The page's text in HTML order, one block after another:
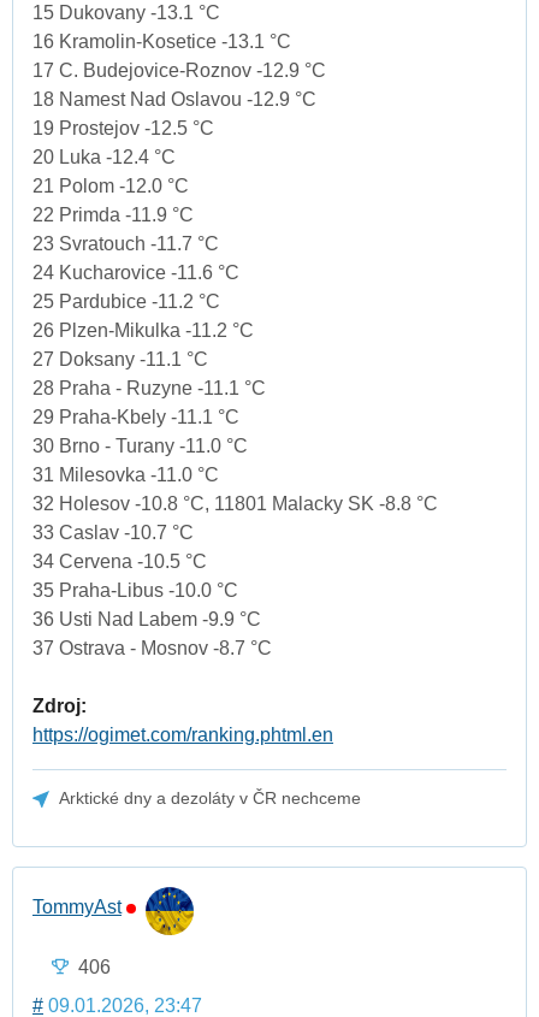
15 Dukovany -13.1 °C
16 Kramolin-Kosetice -13.1 °C
17 C. Budejovice-Roznov -12.9 °C
18 Namest Nad Oslavou -12.9 °C
19 Prostejov -12.5 °C
20 Luka -12.4 °C
21 Polom -12.0 °C
22 Primda -11.9 °C
23 Svratouch -11.7 °C
24 Kucharovice -11.6 °C
25 Pardubice -11.2 °C
26 Plzen-Mikulka -11.2 °C
27 Doksany -11.1 °C
28 Praha - Ruzyne -11.1 °C
29 Praha-Kbely -11.1 °C
30 Brno - Turany -11.0 °C
31 Milesovka -11.0 °C
32 Holesov -10.8 °C, 11801 Malacky SK -8.8 °C
33 Caslav -10.7 °C
34 Cervena -10.5 °C
35 Praha-Libus -10.0 °C
36 Usti Nad Labem -9.9 °C
37 Ostrava - Mosnov -8.7 °C
Zdroj:
https://ogimet.com/ranking.phtml.en
Arktické dny a dezoláty v ČR nechceme
TommyAst
406
# 09.01.2026, 23:47